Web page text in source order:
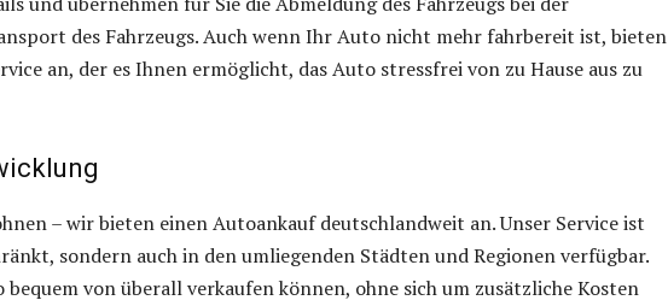
des Fahrzeugs. Auch wenn Ihr Auto nicht mehr fahrbereit ist, bieten
an, der es Ihnen ermöglicht, das Auto stressfrei von zu Hause aus zu
– wir bieten einen Autoankauf deutschlandweit an. Unser Service ist
sondern auch in den umliegenden Städten und Regionen verfügbar.
bequem von überall verkaufen können, ohne sich um zusätzliche Kosten